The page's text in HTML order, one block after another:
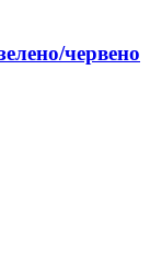
червено